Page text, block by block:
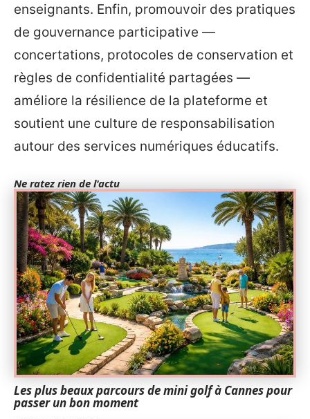
enseignants. Enfin, promouvoir des pratiques
de gouvernance participative —
concertations, protocoles de conservation et
règles de confidentialité partagées —
améliore la résilience de la plateforme et
soutient une culture de responsabilisation
autour des services numériques éducatifs.
Ne ratez rien de l'actu
Les plus beaux parcours de mini golf à Cannes pour
passer un bon moment